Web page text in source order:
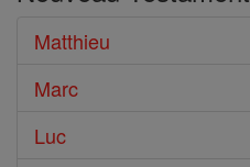
Bible
Matthieu
Marc
Luc